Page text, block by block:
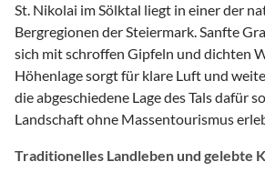
St. Nikolai im Sölktal liegt in einer der
Bergregionen der Steiermark. Sanfte
sich mit schroffen Gipfeln und dichten
Höhenlage sorgt für klare Luft und
die abgeschiedene Lage des Tals dafür
Landschaft ohne Massentourismus
Traditionelles Landleben und gelebte